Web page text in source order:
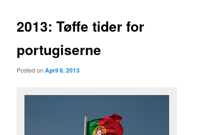
2013: Tøffe tider for
portugiserne
Posted onApril 6, 2013